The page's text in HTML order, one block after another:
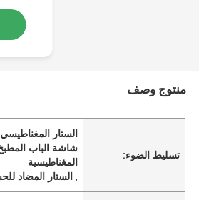
منتوج وصف
تسليط الضوء:
الستار
شاشة الباب
المغناطيسية
,الستار المضاد